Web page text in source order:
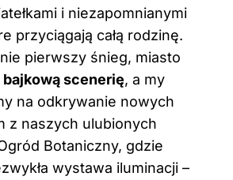
i niezapomnianymi
przyciągają całą rodzinę.
pierwszy śnieg, miasto
bajkową scenerię, a my
na odkrywanie nowych
z naszych ulubionych
Botaniczny, gdzie
wystawa iluminacji –